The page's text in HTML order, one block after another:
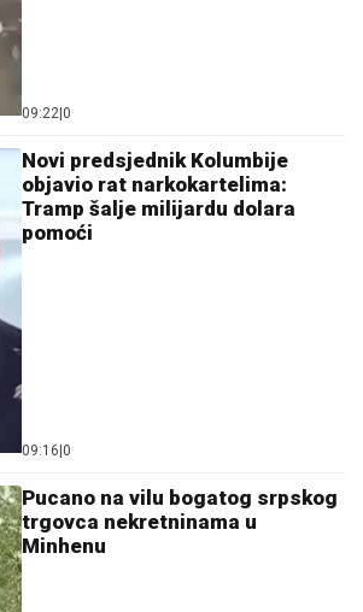
09:22|0
Novi predsjednik Kolumbije
objavio rat narkokartelima:
Tramp šalje milijardu dolara
pomoći
09:16|0
Pucano na vilu bogatog srpskog
trgovca nekretninama u
Minhenu